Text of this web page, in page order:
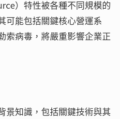
）特性被各種不同規模的
可能包括關鍵核心營運系
索病毒，將嚴重影響企業正
景知識，包括關鍵技術與其